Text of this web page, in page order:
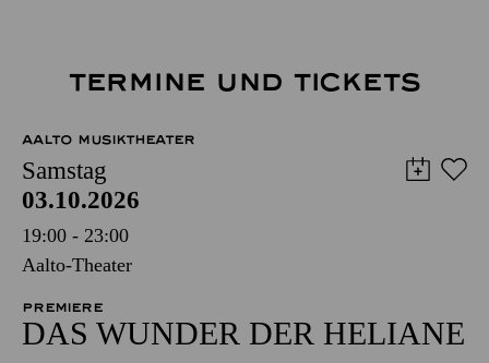
TERMINE UND TICKETS
AALTO MUSIKTHEATER
Samstag
03.10.2026
19:00 - 23:00
Aalto-Theater
PREMIERE
DAS WUNDER DER HELIANE